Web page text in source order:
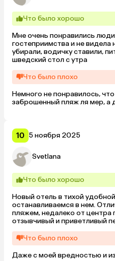
Что было хорошо
Мне очень понравились
гостеприимства и не видела
убирали, водичку ставили,
шведский стол с утра
Что было плохо
Немного не понравилось,
заброшенный пляж ля мер, а
10 5 ноября 2025
Svetlana
Что было хорошо
Новый отель в тихой
останавливаемся в нем.
пляжем, недалеко от центра
отзывчивый и приветливый
В шаговой доступности
Завтраки нам нравятся. За
большой нет хаоса,
Что было плохо
Даже с моей вредностью и